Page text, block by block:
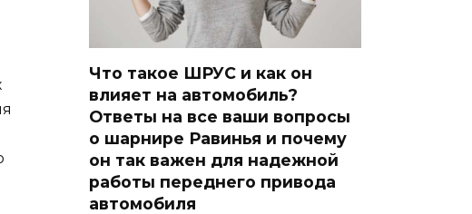
Что такое ШРУС и как он
влияет на автомобиль?
Ответы на все ваши вопросы
о шарнире Равинья и почему
он так важен для надежной
работы переднего привода
автомобиля